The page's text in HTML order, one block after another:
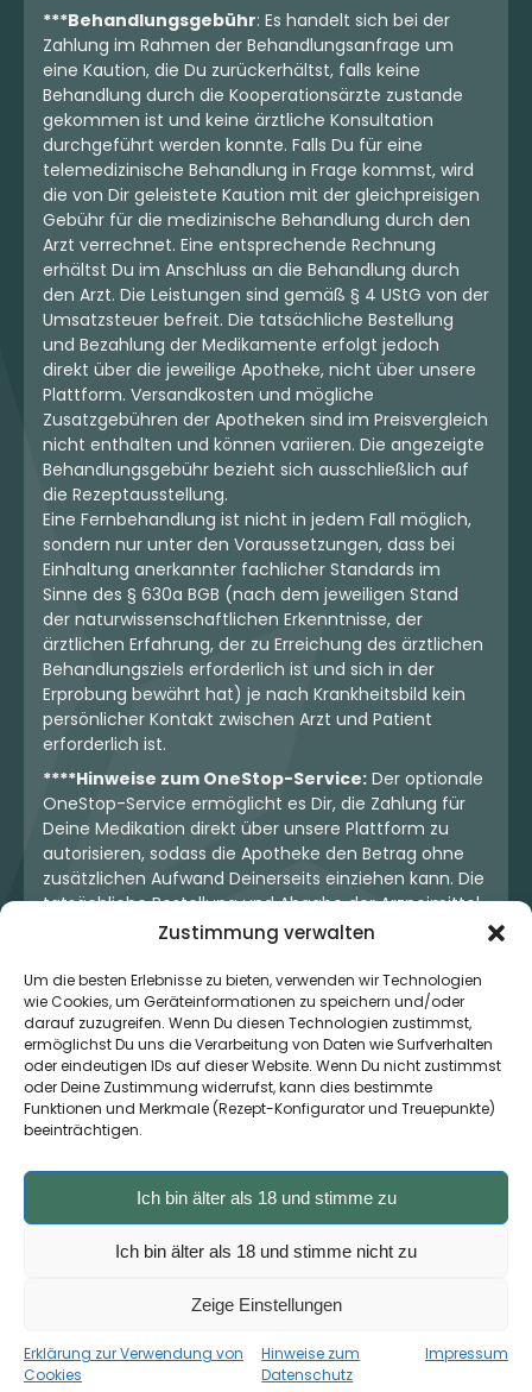
Zustimmung verwalten
Um die besten Erlebnisse zu bieten, verwenden wir Technologien
wie Cookies, um Geräteinformationen zu speichern und/oder
darauf zuzugreifen. Wenn Du diesen Technologien zustimmst,
ermöglichst Du uns die Verarbeitung von Daten wie Surfverhalten
oder eindeutigen IDs auf dieser Website. Wenn Du nicht zustimmst
oder Deine Zustimmung widerrufst, kann dies bestimmte
Funktionen und Merkmale (Rezept-Konfigurator und Treuepunkte)
beeinträchtigen.
Ich bin älter als 18 und stimme zu
Ich bin älter als 18 und stimme nicht zu
Zeige Einstellungen
Erklärung zur Verwendung von
Cookies
Hinweise zum
Datenschutz
Impressum
***Behandlungsgebühr: Es handelt sich bei der
Zahlung im Rahmen der Behandlungsanfrage um
eine Kaution, die Du zurückerhältst, falls keine
Behandlung durch die Kooperationsärzte zustande
gekommen ist und keine ärztliche Konsultation
durchgeführt werden konnte. Falls Du für eine
telemedizinische Behandlung in Frage kommst, wird
die von Dir geleistete Kaution mit der gleichpreisigen
Gebühr für die medizinische Behandlung durch den
Arzt verrechnet. Eine entsprechende Rechnung
erhältst Du im Anschluss an die Behandlung durch
den Arzt. Die Leistungen sind gemäß § 4 UStG von der
Umsatzsteuer befreit. Die tatsächliche Bestellung
und Bezahlung der Medikamente erfolgt jedoch
direkt über die jeweilige Apotheke, nicht über unsere
Plattform. Versandkosten und mögliche
Zusatzgebühren der Apotheken sind im Preisvergleich
nicht enthalten und können variieren. Die angezeigte
Behandlungsgebühr bezieht sich ausschließlich auf
die Rezeptausstellung.
Eine Fernbehandlung ist nicht in jedem Fall möglich,
sondern nur unter den Voraussetzungen, dass bei
Einhaltung anerkannter fachlicher Standards im
Sinne des § 630a BGB (nach dem jeweiligen Stand
der naturwissenschaftlichen Erkenntnisse, der
ärztlichen Erfahrung, der zu Erreichung des ärztlichen
Behandlungsziels erforderlich ist und sich in der
Erprobung bewährt hat) je nach Krankheitsbild kein
persönlicher Kontakt zwischen Arzt und Patient
erforderlich ist.
****Hinweise zum OneStop-Service: Der optionale
OneStop-Service ermöglicht es Dir, die Zahlung für
Deine Medikation direkt über unsere Plattform zu
autorisieren, sodass die Apotheke den Betrag ohne
zusätzlichen Aufwand Deinerseits einziehen kann. Die
tatsächliche Bestellung und Abgabe der Arzneimittel
erfolgt jedoch ausschließlich über die jeweilige
Dir und der Apotheke. Unser OneStop-Service stellt
kein pharmazeutisches Angebot dar, sondern dient
lediglich der komfortablen Zahlungsabwicklung. Die
Nutzung ist freiwillig und hat keinerlei Einfluss auf die
ärztliche Therapieentscheidung oder die Wahl der
verschriebenen Medikation. Apotheken sind rechtlich
unabhängig und unterliegen den gesetzlichen
vorbehalten.
Jetzt auch als App verfügbar Zur App › ×